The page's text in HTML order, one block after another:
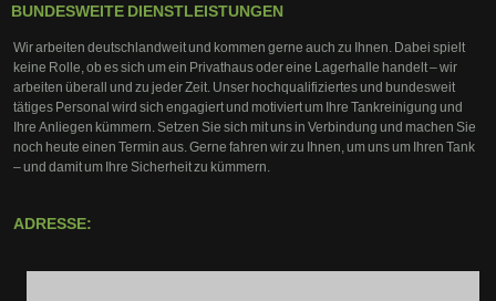
BUNDESWEITE DIENSTLEISTUNGEN
Wir arbeiten deutschlandweit und kommen gerne auch zu Ihnen. Dabei spielt
keine Rolle, ob es sich um ein Privathaus oder eine Lagerhalle handelt – wir
arbeiten überall und zu jeder Zeit. Unser hochqualifiziertes und bundesweit
tätiges Personal wird sich engagiert und motiviert um Ihre Tankreinigung und
Ihre Anliegen kümmern. Setzen Sie sich mit uns in Verbindung und machen Sie
noch heute einen Termin aus. Gerne fahren wir zu Ihnen, um uns um Ihren Tank
– und damit um Ihre Sicherheit zu kümmern.
ADRESSE: